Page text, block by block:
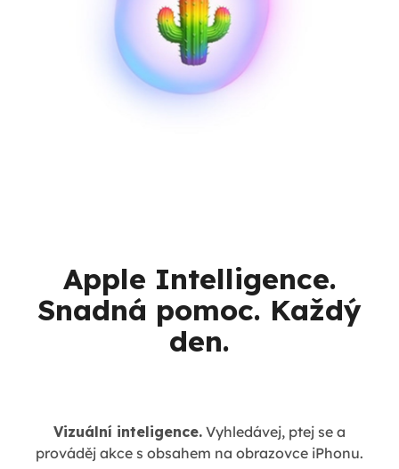
Apple Intelligence.
Snadná pomoc. Každý
den.
Vizuální inteligence. Vyhledávej, ptej se a
prováděj akce s obsahem na obrazovce iPhonu.